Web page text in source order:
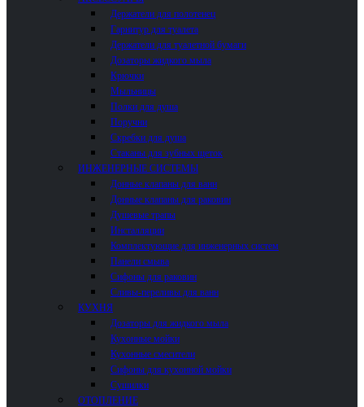
Держатели для полотенец
Гарнитур для туалета
Держатели для туалетной бумаги
Дозаторы жидкого мыла
Крючки
Мыльницы
Полки для душа
Поручни
Скребки для душа
Стаканы для зубных щеток
ИНЖЕНЕРНЫЕ СИСТЕМЫ
Донные клапаны для ванн
Донные клапаны для раковин
Душевые трапы
Инсталляции
Комплектующие для инженерных систем
Панели смыва
Сифоны для раковин
Сливы-переливы для ванн
КУХНЯ
Дозаторы для жидкого мыла
Кухонные мойки
Кухонные смесители
Сифоны для кухонной мойки
Сушилки
ОТОПЛЕНИЕ